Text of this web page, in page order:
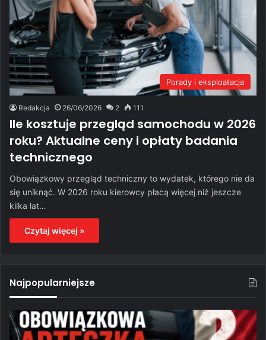
Porady i eksploatacja
Redakcja 26/06/2026 2 111
Ile kosztuje przegląd samochodu w 2026
roku? Aktualne ceny i opłaty badania
technicznego
Obowiązkowy przegląd techniczny to wydatek, którego nie da
się uniknąć. W 2026 roku kierowcy płacą więcej niż jeszcze
kilka lat…
Czytaj więcej »
Najpopularniejsze